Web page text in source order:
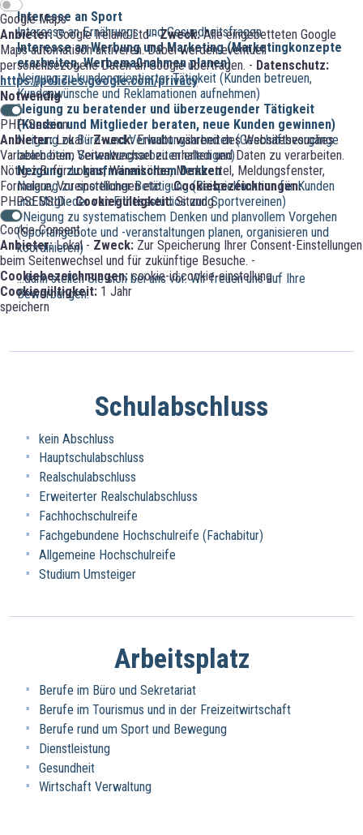
Google Maps
Anbieter:Google Ireland Ltd -Zweck:Alle eingebetteten Google
Maps automatisch aktiveren. Dabei werden eventuell
personenbezogene Daten an Google übertragen. - Datenschutz:
https://policies.google.com/privacy
Notwendig
PHP-Session
Anbieter:Lokal -Zweck:Erlaubt während des Websitebesuches
Variablen beim Seitenwechsel zu erhalten und Daten zu verarbeiten.
Nötig z.B. für Logins, Warenkörbe, Merkzettel, Meldungsfenster,
Formulare, Voreinstellungen etc. -Cookiebezeichnungen:
PHPSESSID -Cookiegültigkeit:Sitzung
Cookie-Consent
Anbieter:Lokal - Zweck: Zur Speicherung Ihrer Consent-Einstellungen
beim Seitenwechsel und für zukünftige Besuche. -
Cookiebezeichnungen:cookie-id;cookie-einstellung -
Cookiegültigkeit: 1 Jahr
speichern
Interesse an Sport
Interesse an Ernährungs- und Gesundheitsfragen
Interesse an Werbung und Marketing (Marketingkonzepte
erarbeiten, Werbemaßnahmen planen)
Neigung zu kundenorientierter Tätigkeit (Kunden betreuen,
Kundenwünsche und Reklamationen aufnehmen)
Neigung zu beratender und überzeugender Tätigkeit
(Kunden und Mitglieder beraten, neue Kunden gewinnen)
Neigung zu Büro- und Verwaltungsarbeiten (Geschäftsvorgänge
bearbeiten, Verwaltungsarbeiten erledigen)
Neigung zu kaufmännischem Denken
Neigung zu sportlicher Betätigung (Beispielfunktion für Kunden
und Mitglieder von Fitnessstudios und Sportvereinen)
*Neigung zu systematischem Denken und planvollem Vorgehen
(Sportangebote und -veranstaltungen planen, organisieren und
koordinieren)
...dann stellen Sie sich bei uns vor. Wir freuen uns auf Ihre
Bewerbungen.
Schulabschluss
kein Abschluss
Hauptschulabschluss
Realschulabschluss
Erweiterter Realschulabschluss
Fachhochschulreife
Fachgebundene Hochschulreife (Fachabitur)
Allgemeine Hochschulreife
Studium Umsteiger
Arbeitsplatz
Berufe im Büro und Sekretariat
Berufe im Tourismus und in der Freizeitwirtschaft
Berufe rund um Sport und Bewegung
Dienstleistung
Gesundheit
Wirtschaft Verwaltung